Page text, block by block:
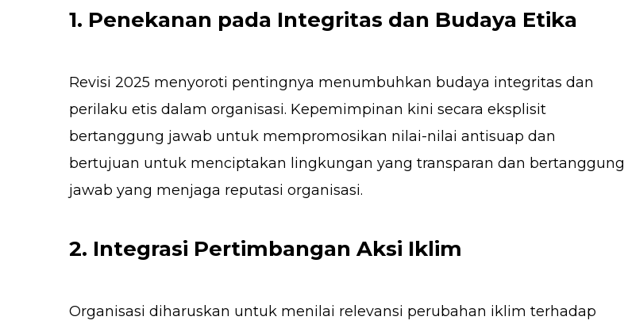
1. Penekanan pada Integritas dan Budaya Etika
Revisi 2025 menyoroti pentingnya menumbuhkan budaya integritas dan
perilaku etis dalam organisasi. Kepemimpinan kini secara eksplisit
bertanggung jawab untuk mempromosikan nilai-nilai antisuap dan
bertujuan untuk menciptakan lingkungan yang transparan dan bertanggung
jawab yang menjaga reputasi organisasi.
2. Integrasi Pertimbangan Aksi Iklim
Organisasi diharuskan untuk menilai relevansi perubahan iklim terhadap